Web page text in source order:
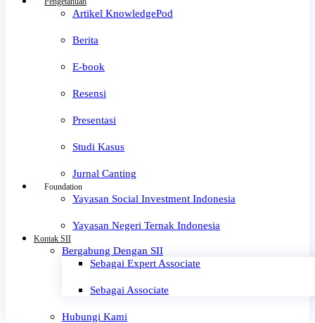
Artikel KnowledgePod
Berita
E-book
Resensi
Presentasi
Studi Kasus
Jurnal Canting
Foundation
Yayasan Social Investment Indonesia
Yayasan Negeri Ternak Indonesia
Kontak SII
Bergabung Dengan SII
Sebagai Expert Associate
Sebagai Associate
Hubungi Kami